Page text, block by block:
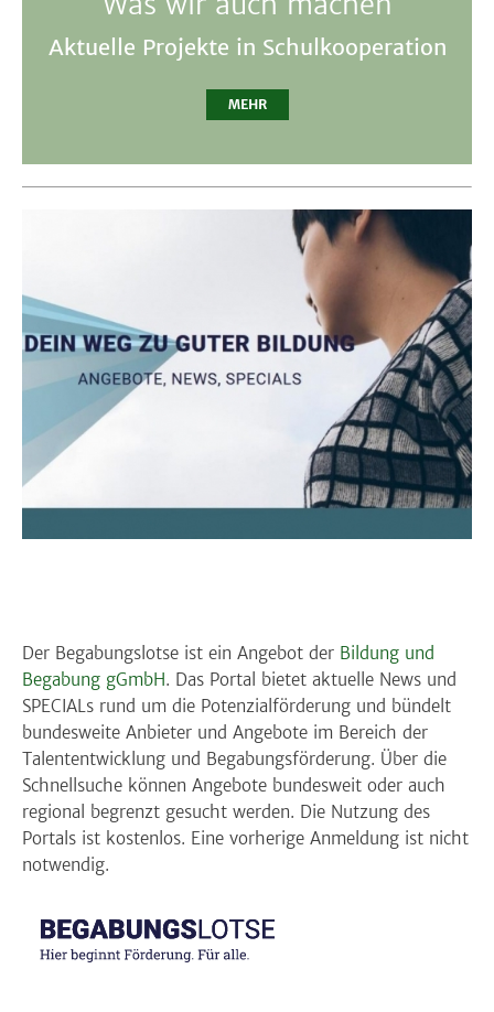
Aktuelle Projekte in Schulkooperation
MEHR
Der Begabungslotse ist ein Angebot der Bildung und
Begabung gGmbH. Das Portal bietet aktuelle News und
SPECIALs rund um die Potenzialförderung und bündelt
bundesweite Anbieter und Angebote im Bereich der
Talententwicklung und Begabungsförderung. Über die
Schnellsuche können Angebote bundesweit oder auch
regional begrenzt gesucht werden. Die Nutzung des
Portals ist kostenlos. Eine vorherige Anmeldung ist nicht
notwendig.